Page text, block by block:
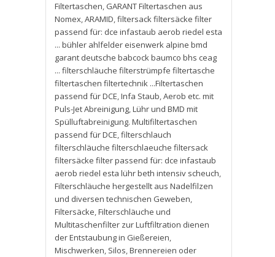
Filtertaschen, GARANT Filtertaschen aus
Nomex,ARAMID,filtersack filtersäcke filter
passend für: dce infastaub aerob riedel esta
... bühler ahlfelder eisenwerk alpine bmd
garant deutsche babcock baumco bhs ceag
... filterschläuche filterstrümpfe filtertasche
filtertaschen filtertechnik ...Filtertaschen
passend für DCE,Infa Staub,Aerob etc. mit
Puls-Jet Abreinigung,Lühr und BMD mit
Spülluftabreinigung. Multifiltertaschen
passend für DCE,filterschlauch
filterschläuche filterschlaeuche filtersack
filtersäcke filter passend für: dce infastaub
aerob riedel esta lühr beth intensiv scheuch,
Filterschläuche hergestellt aus Nadelfilzen
und diversen technischen Geweben,
Filtersäcke,Filterschläuche und
Multitaschenfilter zur Luftfiltration dienen
der Entstaubung in Gießereien,
Mischwerken, Silos,Brennereien oder